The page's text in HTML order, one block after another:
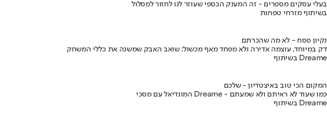
בעלי עסקים מספרים - זה המענק הכספי שעוזר לנו לחזור למסלול
בשיתוף מזרחי טפחות
נקיון פסח - לא מה שהכרתם
דק במיוחד, עוצמה אדירה ולא מפחד מאף מכשול: שואב האבק שמשנה את כללי המשחק
בשיתוף Dreame
המקום הכי טוב באיצטדיון - שלכם
המונדיאל עם מסכי Dreame - כמו שעוד לא ראיתם ולא שמעתם
בשיתוף Dreame